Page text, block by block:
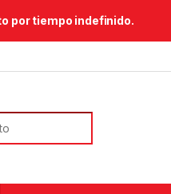
por tiempo indefinido.